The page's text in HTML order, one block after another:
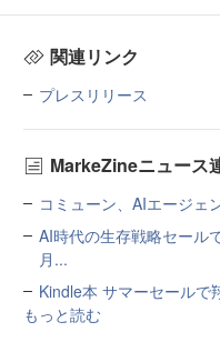
関連リンク
プレスリリース
MarkeZineニュース
コミューン、AIエージェ
AI時代の生存戦略セール
月...
Kindle本 サマーセール
もっと読む